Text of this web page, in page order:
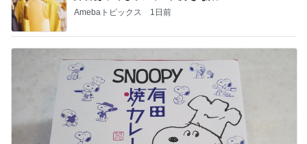
Amebaトピックス 1日前